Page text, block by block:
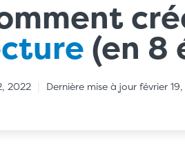
(en 8
2022 Dernière mise à jour février